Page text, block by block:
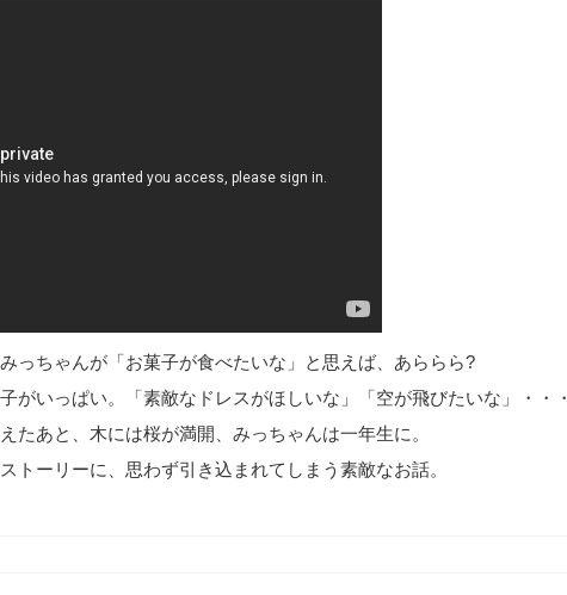
っちゃんが「お菓子が食べたいな」と思えば、あららら?
がいっぱい。「素敵なドレスがほしいな」「空が飛びたいな」・・・
たあと、木には桜が満開、みっちゃんは一年生に。
トーリーに、思わず引き込まれてしまう素敵なお話。